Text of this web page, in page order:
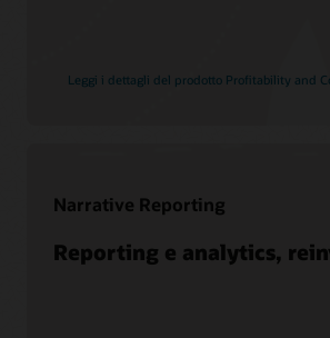
Leggi i dettagli del prodotto Profitability and
Narrative Reporting
Reporting e analytics,